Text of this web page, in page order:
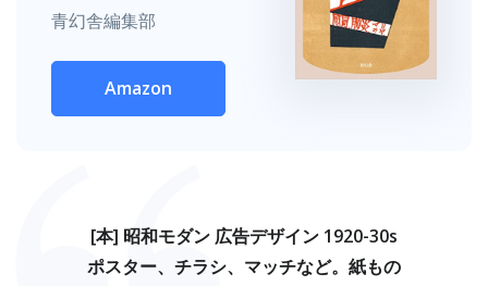
青幻舎編集部
Amazon
[本] 昭和モダン 広告デザイン 1920-30s
ポスター、チラシ、マッチなど。紙もの